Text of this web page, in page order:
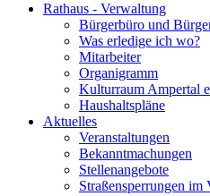
Rathaus - Verwaltung
Bürgerbüro und
Was erledige ich wo?
Mitarbeiter
Organigramm
Kulturraum Ampertal
Haushaltspläne
Aktuelles
Veranstaltungen
Bekanntmachungen
Stellenangebote
Straßensperrungen im